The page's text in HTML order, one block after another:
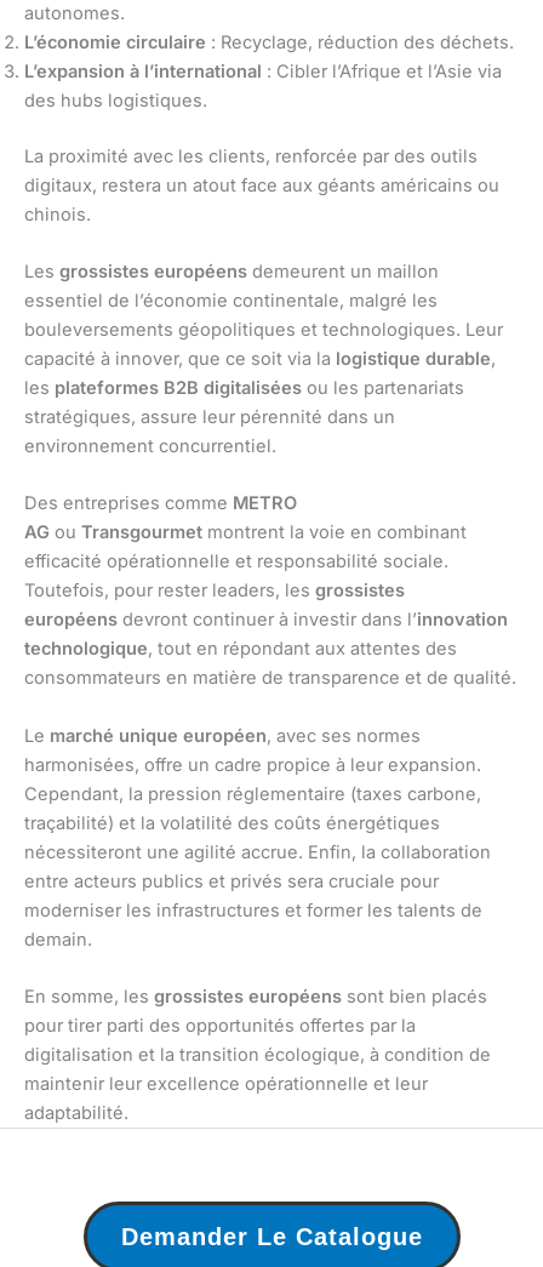
autonomes.
L’économie circulaire : Recyclage, réduction des déchets.
L’expansion à l’international : Cibler l’Afrique et l’Asie via
des hubs logistiques.
La proximité avec les clients, renforcée par des outils
digitaux, restera un atout face aux géants américains ou
chinois.
Les grossistes européens demeurent un maillon
essentiel de l’économie continentale, malgré les
bouleversements géopolitiques et technologiques. Leur
capacité à innover, que ce soit via la logistique durable,
les plateformes B2B digitalisées ou les partenariats
stratégiques, assure leur pérennité dans un
environnement concurrentiel.
Des entreprises comme METRO
AG ou Transgourmet montrent la voie en combinant
efficacité opérationnelle et responsabilité sociale.
Toutefois, pour rester leaders, les grossistes
européens devront continuer à investir dans l’innovation
technologique, tout en répondant aux attentes des
consommateurs en matière de transparence et de qualité.
Le marché unique européen, avec ses normes
harmonisées, offre un cadre propice à leur expansion.
Cependant, la pression réglementaire (taxes carbone,
traçabilité) et la volatilité des coûts énergétiques
nécessiteront une agilité accrue. Enfin, la collaboration
entre acteurs publics et privés sera cruciale pour
moderniser les infrastructures et former les talents de
demain.
En somme, les grossistes européens sont bien placés
pour tirer parti des opportunités offertes par la
digitalisation et la transition écologique, à condition de
maintenir leur excellence opérationnelle et leur
adaptabilité.
Demander Le Catalogue